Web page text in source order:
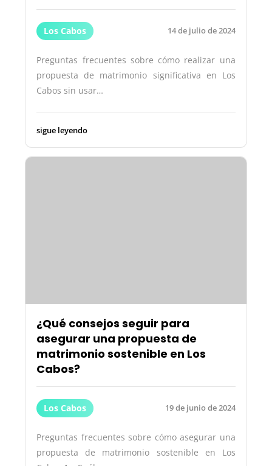
Los Cabos 14 de julio de 2024
Preguntas frecuentes sobre cómo realizar una
propuesta de matrimonio significativa en Los
Cabos sin usar…
sigue leyendo
¿Qué consejos seguir para
asegurar una propuesta de
matrimonio sostenible en Los
Cabos?
Los Cabos 19 de junio de 2024
Preguntas frecuentes sobre cómo asegurar una
propuesta de matrimonio sostenible en Los